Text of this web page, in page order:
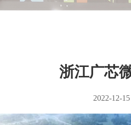
浙江广芯
2022-12-15